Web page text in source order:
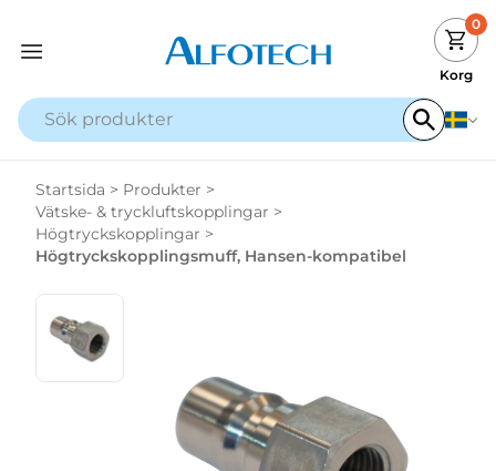
0
Korg
Startsida > Produkter >
Vätske- & tryckluftskopplingar >
Högtryckskopplingar >
Högtryckskopplingsmuff, Hansen-kompatibel